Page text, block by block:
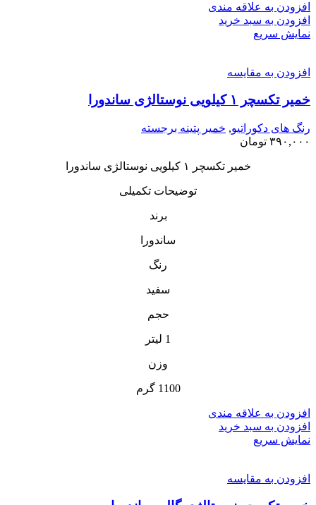
افزودن به علاقه مندی
افزودن به سبد خرید
نمایش سریع
افزودن به مقایسه
خمیر تکسچر ۱ کیلویی نوستالژی ساندورا
رنگ های دکوراتیو, خمیر پتینه برجسته
۳۹۰,۰۰۰ تومان
خمیر تکسچر ۱ کیلویی نوستالژی ساندورا
توضیحات تکمیلی
برند
ساندورا
رنگ
سفید
حجم
1 لیتر
وزن
1100 گرم
افزودن به علاقه مندی
افزودن به سبد خرید
نمایش سریع
افزودن به مقایسه